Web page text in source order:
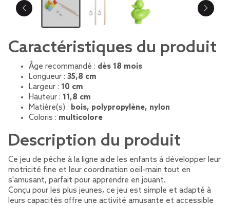
Caractéristiques du produit
Âge recommandé : dès 18 mois
Longueur : 35,8 cm
Largeur : 10 cm
Hauteur : 11,8 cm
Matière(s) : bois, polypropylène, nylon
Coloris : multicolore
Description du produit
Ce jeu de pêche à la ligne aide les enfants à développer leur
motricité fine et leur coordination oeil-main tout en
s'amusant, parfait pour apprendre en jouant.
Conçu pour les plus jeunes, ce jeu est simple et adapté à
leurs capacités offre une activité amusante et accessible